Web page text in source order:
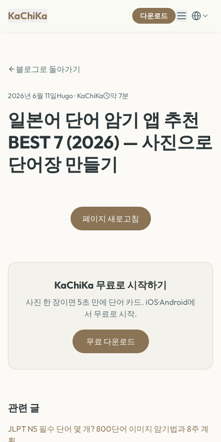
KaChiKa 다운로드
블로그로 돌아가기
2026년 6월 11일Hugo · KaChiKa 약 7분
일본어 단어 암기 앱 추천
BEST 7 (2026) — 사진으로
단어장 만들기
페이지 새로고침
KaChiKa 무료로 시작하기
사진 한 장이면 5초 만에 단어 카드. iOS·Android에
서 무료로 시작.
무료 다운로드
관련 글
JLPT N5 필수 단어 몇 개? 800단어 이미지 암기법과 8주 계